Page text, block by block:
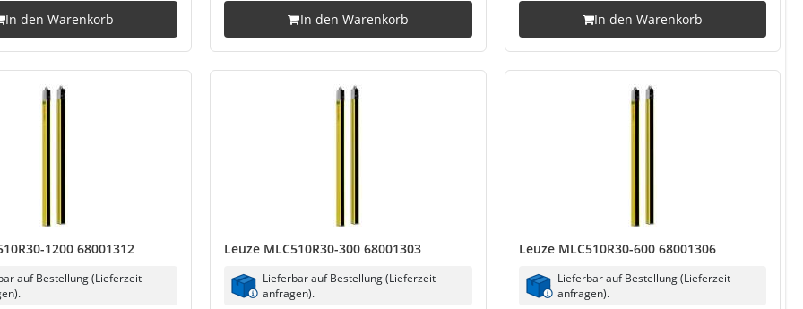
In den Warenkorb In den Warenkorb In den Warenkorb
1200 68001312
auf Bestellung (Lieferzeit
Leuze MLC510R30-300 68001303
Lieferbar auf Bestellung (Lieferzeit
anfragen).
Leuze MLC510R30-600 68001306
Lieferbar auf Bestellung (Lieferzeit
anfragen).